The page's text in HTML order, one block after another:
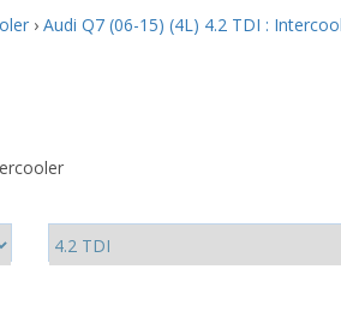
› Audi Q7 (06-15) (4L) 4.2 TDI :